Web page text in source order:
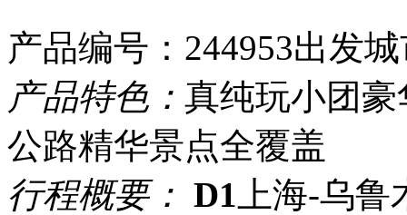
产品编号：244953出发
产品特色： 真纯玩小团豪
公路精华景点全覆盖
行程概要： D1 上海-乌鲁